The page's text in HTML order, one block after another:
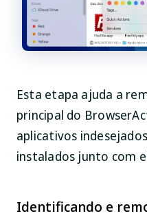
Esta etapa ajuda a
principal do
aplicativos
instalados junto com
Identificando e